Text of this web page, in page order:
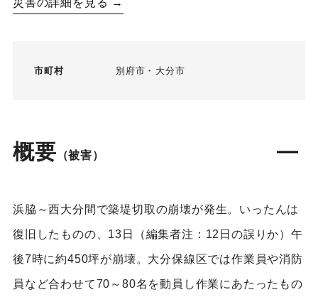
災害の詳細を見る →
市町村 別府市 大分市
概要 （被害）
浜脇～西大分間で築堤切取の崩壊が発生。いったんは
復旧したものの、13日（編集者注：12日の誤りか）午
後7時に約450坪が崩壊。大分保線区では作業員や消防
員など合わせて70～80名を動員し作業にあたったもの